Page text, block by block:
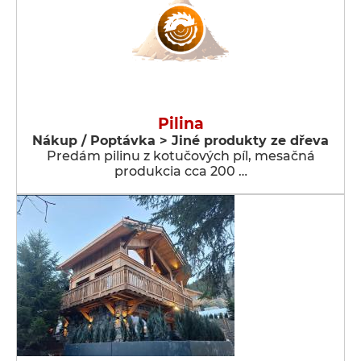
Pilina
Nákup / Poptávka > Jiné produkty ze dřeva
Predám pilinu z kotučových píl, mesačná
produkcia cca 200 …